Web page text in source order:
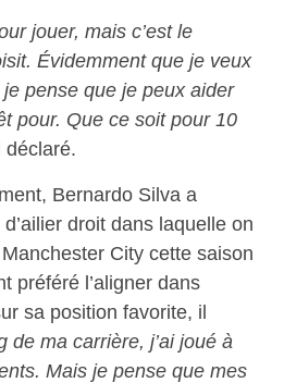
jouer, mais c’est le
Évidemment que je veux
pense que je peux aider
pour. Que ce soit pour 10
déclaré.
Bernardo Silva a
droit dans laquelle on
City cette saison
préféré l’aligner dans
sa position favorite, il
de ma carrière, j’ai joué à
Mais je pense que mes